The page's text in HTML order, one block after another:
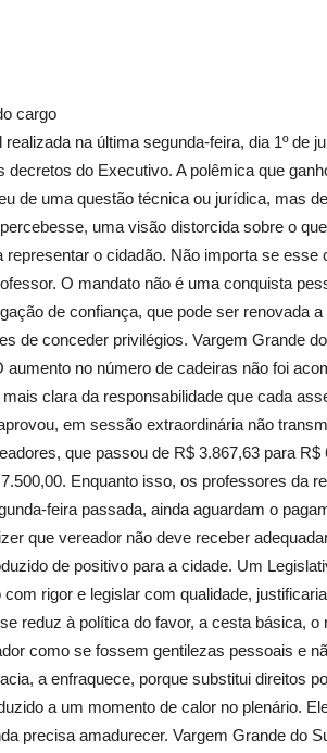
cargo
na última segunda-feira, dia 1º de
do Executivo. A polêmica que
de uma questão técnica ou jurídica, mas
uma visão distorcida sobre o
representar o cidadão. Não importa se esse
O mandato não é uma conquista
de confiança, que pode ser renovada
de conceder privilégios. Vargem Grande
aumento no número de cadeiras não foi
clara da responsabilidade que cada
em sessão extraordinária não
que passou de R$ 3.867,63 para R$
Enquanto isso, os professores da
feira passada, ainda aguardam o
que vereador não deve receber
de positivo para a cidade. Um
rigor e legislar com qualidade,
reduz à política do favor, a cesta básica,
como se fossem gentilezas pessoais e
a enfraquece, porque substitui direitos
a um momento de calor no plenário.
precisa amadurecer. Vargem Grande do